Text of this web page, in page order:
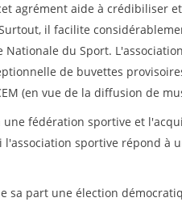
agrément aide à crédibiliser
il facilite
Nationale du Sport.
de buvettes
(en vue de la diffusion de
une fédération sportive et
l'association sportive répond à
sa part une élection